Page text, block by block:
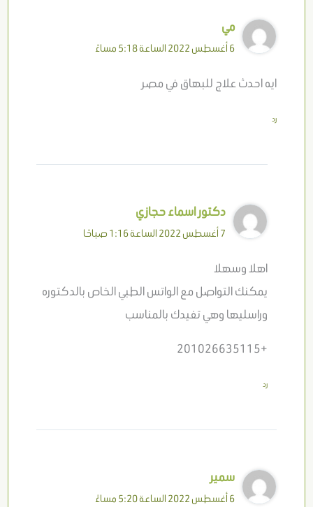
مي
6 أغسطس 2022 الساعة 5:18 مساءً
ايه احدث علاج للبهاق في مصر
رد
دكتور اسماء حجازي
7 أغسطس 2022 الساعة 1:16 صباحًا
اهلا وسهلا
يمكنك التواصل مع الواتس الطبي الخاص بالدكتوره
وراسليها وهي تفيدك بالمناسب
+201026635115
رد
سمير
6 أغسطس 2022 الساعة 5:20 مساءً